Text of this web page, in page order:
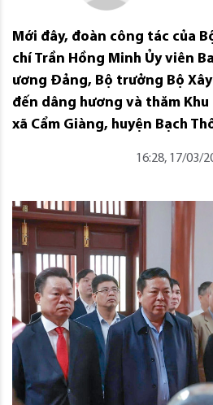
Mới đây, đoàn công tác của
chí Trần Hồng Minh Ủy viên
ương Đảng, Bộ trưởng Bộ
đến dâng hương và thăm Khu
xã Cẩm Giàng, huyện Bạch
16:28, 17/03/